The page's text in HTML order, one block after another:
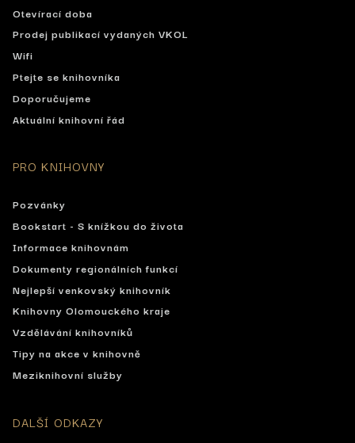
Otevírací doba
Prodej publikací vydaných VKOL
Wifi
Ptejte se knihovníka
Doporučujeme
Aktuální knihovní řád
PRO KNIHOVNY
Pozvánky
Bookstart - S knížkou do života
Informace knihovnám
Dokumenty regionálních funkcí
Nejlepší venkovský knihovník
Knihovny Olomouckého kraje
Vzdělávání knihovníků
Tipy na akce v knihovně
Meziknihovní služby
DALŠÍ ODKAZY